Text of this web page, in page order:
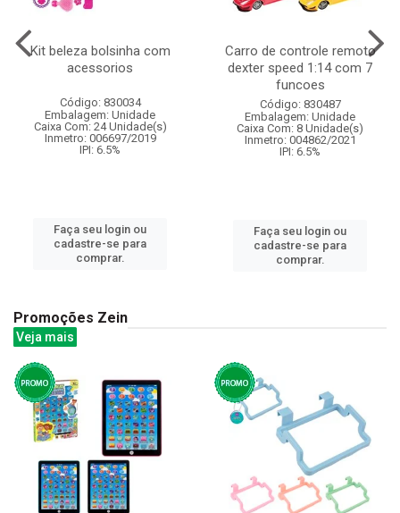
Kit beleza bolsinha com
acessorios
Código: 830034
Embalagem: Unidade
Caixa Com: 24 Unidade(s)
Inmetro: 006697/2019
IPI: 6.5%
Faça seu login ou
cadastre-se para
comprar.
Carro de controle remoto
dexter speed 1:14 com 7
funcoes
Código: 830487
Embalagem: Unidade
Caixa Com: 8 Unidade(s)
Inmetro: 004862/2021
IPI: 6.5%
Faça seu login ou
cadastre-se para
comprar.
Promoções Zein
Veja mais